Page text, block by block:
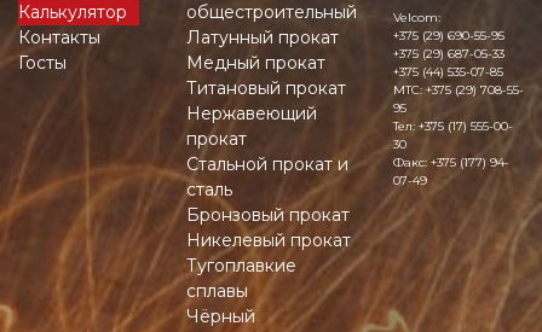
Калькулятор
Контакты
Госты
общестроительный
Латунный прокат
Медный прокат
Титановый прокат
Нержавеющий
прокат
Стальной прокат и
сталь
Бронзовый прокат
Никелевый прокат
Тугоплавкие
сплавы
Чёрный
Velcom:
+375 (29) 690-55-95
+375 (29) 687-05-33
+375 (44) 535-07-85
MTC:+375 (29) 708-55-
95
Тел: +375 (17) 555-00-
30
Факс: +375 (177) 94-
07-49